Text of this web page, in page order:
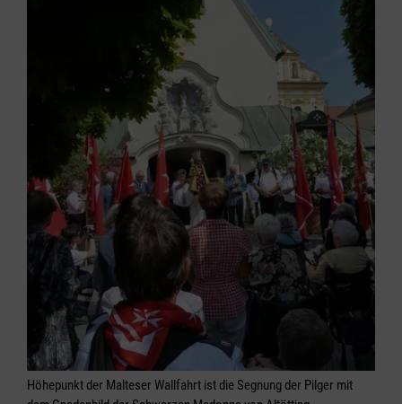
Höhepunkt der Malteser Wallfahrt ist die Segnung der Pilger mit